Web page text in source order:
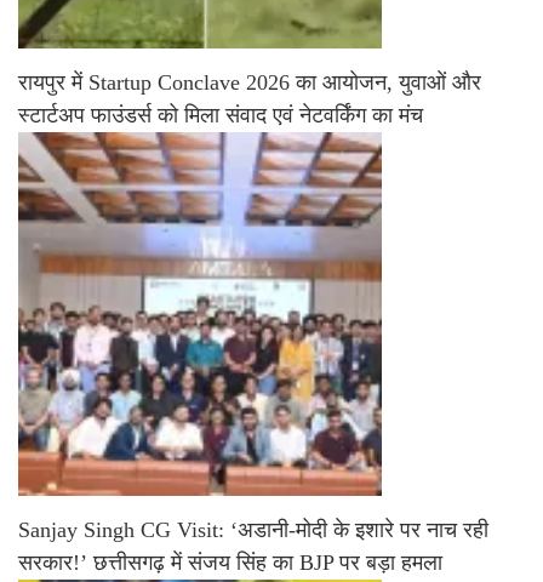
रायपुर में Startup Conclave 2026 का आयोजन, युवाओं और
स्टार्टअप फाउंडर्स को मिला संवाद एवं नेटवर्किंग का मंच
Sanjay Singh CG Visit: ‘अडानी-मोदी के इशारे पर नाच रही
सरकार!’ छत्तीसगढ़ में संजय सिंह का BJP पर बड़ा हमला